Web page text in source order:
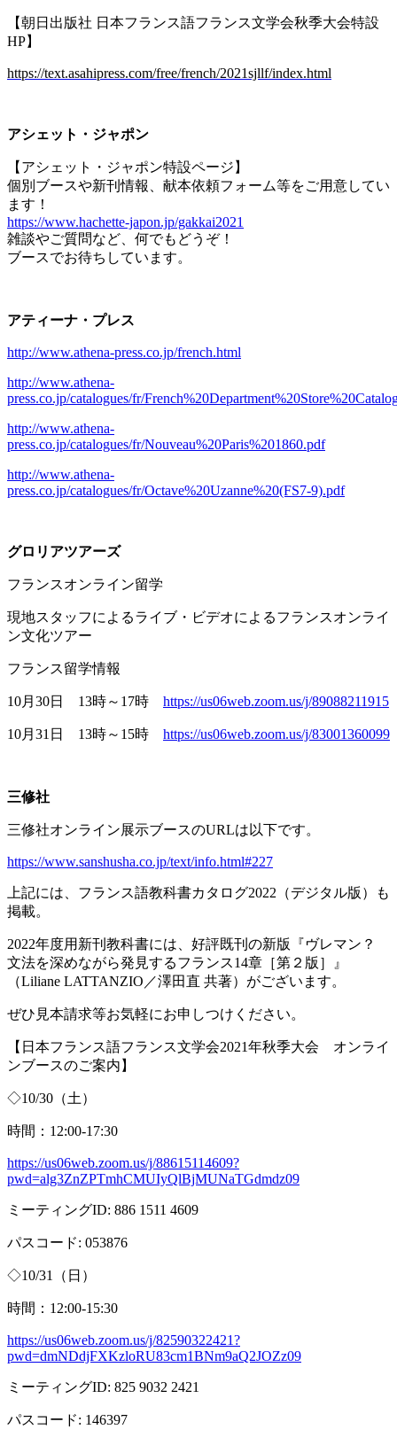
【朝日出版社 日本フランス語フランス文学会秋季大会特設
HP】
https://text.asahipress.com/free/french/2021sjllf/index.html
アシェット・ジャポン
【アシェット・ジャポン特設ページ】
個別ブースや新刊情報、献本依頼フォーム等をご用意してい
ます！
https://www.hachette-japon.jp/gakkai2021
雑談やご質問など、何でもどうぞ！
ブースでお待ちしています。
アティーナ・プレス
http://www.athena-press.co.jp/french.html
http://www.athena-
press.co.jp/catalogues/fr/
http://www.athena-
press.co.jp/catalogues/fr/Nouveau%20Paris%201860.pdf
http://www.athena-
press.co.jp/catalogues/fr/Octave%20Uzanne%20(FS7-9).pdf
グロリアツアーズ
フランスオンライン留学
現地スタッフによるライブ・ビデオによるフランスオンライ
ン文化ツアー
フランス留学情報
10月 30日 13時～ 17時 https://us06web.zoom.us/j/89088211915
10月 31 日 13時～ 15時 https://us06web.zoom.us/j/83001360099
三修社
三修社オンライン展示ブースのURLは以下です。
https://www.sanshusha.co.jp/text/info.html#227
上記には、フランス語教科書カタログ2022 （デジタル版）も
掲載。
2022年度用新刊教科書には、好評既刊の新版『ヴレマン？
文法を深めながら発見するフランス14章［第２版］』
（Liliane LATTANZIO ／澤田直 共著）がございます。
ぜひ見本請求等お気軽にお申しつけください。
【日本フランス語フランス文学会2021年秋季大会 オンライ
ンブースのご案内】
◇10/30 （土）
時間： 12:00-17:30
https://us06web.zoom.us/j/88615114609?
pwd=alg3ZnZPTmhCMUIyQlBjMUNaTGdmdz09
ミーティングID: 886 1511 4609
パスコード: 053876
◇10/31 （日）
時間： 12:00-15:30
https://us06web.zoom.us/j/82590322421?
pwd=dmNDdjFXKzloRU83cm1BNm9aQ2JOZz09
ミーティングID: 825 9032 2421
パスコード: 146397